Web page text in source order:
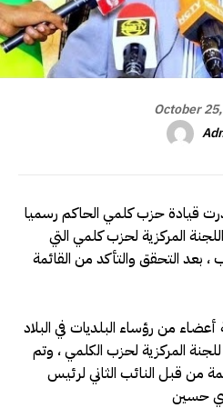
October
قيادة حزب كلمي الحاكم رسميا
المركزية لحزب كلمي التي
بعد التحقق والتأكد من القائمة
من رؤساء البلديات في البلاد
للجنة المركزية لحزب الكلمي ، وتم
من قبل النائب الثاني لرئيس
حسين